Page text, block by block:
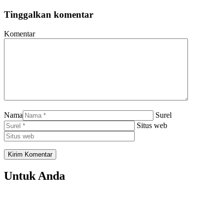
Tinggalkan komentar
Komentar
Nama
Surel
Situs web
Untuk Anda